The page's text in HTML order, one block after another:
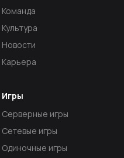
Игры
Серверные игры
Сетевые игры
Одиночные игры
Команда
Культура
Новости
Карьера